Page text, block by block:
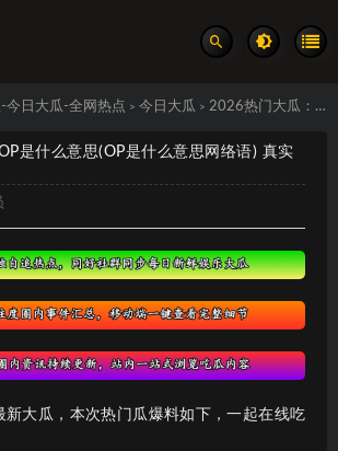
今日大瓜-全网热点 > 今日大瓜 > 2026热门大瓜：OP是什么意思(OP是什么意思网络语) 真实事件汇总
是什么意思(OP是什么意思网络语) 真实
新大瓜，本次热门瓜爆料如下，一起在线吃